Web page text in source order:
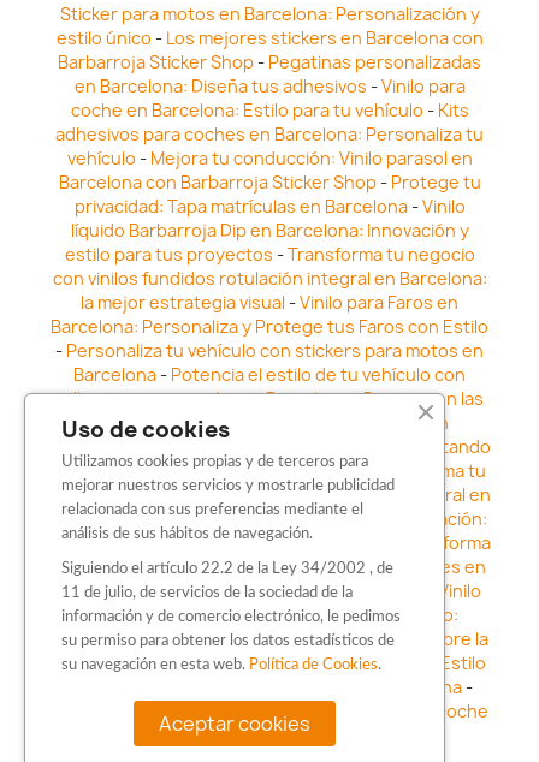
Sticker para motos en Barcelona: Personalización y
estilo único - Los mejores stickers en Barcelona con
Barbarroja Sticker Shop- Pegatinas personalizadas
en Barcelona: Diseña tus adhesivos -Vinilo para
coche en Barcelona: Estilo para tu vehículo - Kits
adhesivos para coches en Barcelona: Personaliza tu
vehículo - Mejora tu conducción: Vinilo parasol en
Barcelona con Barbarroja Sticker Shop- Protege tu
privacidad: Tapa matrículas en Barcelona-Vinilo
líquido Barbarroja Dip en Barcelona: Innovación y
estilo para tus proyectos -Transforma tu negocio
con vinilos fundidos rotulación integral en Barcelona:
la mejor estrategia visual -Vinilo para Faros en
Barcelona: Personaliza y Protege tus Faros con Estilo
- Personaliza tu vehículo con stickers para motos en
Barcelona- Potencia el estilo de tu vehículo con
adhesivos para coche en Barcelona-Destaca en las
calles: Los Mejores stickers para coches en
Vinilo para faros en Barcelona: Resaltando
la Estética y Seguridad del Automóvil- Transforma tu
vehículo con los vinilos fundidos rotulación integral en
Barcelona-Explora la Innovación en Personalización:
Vinilo líquido barbarroja dip en Barcelona
Transforma
tu vehículo con estilo: Kits adhesivos para coches en
Barcelona-Personaliza tu vehículo con estilo: Vinilo
para coche en Barcelona-Destaca con Estilo:
Pegatinas personalizadas en Barcelona -Descubre la
distinción: Los Mejores stickers en Barcelona
Estilo
en movimiento: Sticker para motos en Barcelona-
Personalización sobre ruedas: Adhesivos para coche
en Barcelona
Uso de cookies
Utilizamos cookies propias y de terceros para
mejorar nuestros servicios y mostrarle publicidad
relacionada con sus preferencias mediante el
análisis de sus hábitos de navegación.
Siguiendo el artículo 22.2 de la Ley 34/2002 , de
11 de julio, de servicios de la sociedad de la
información y de comercio electrónico, le pedimos
su permiso para obtener los datos estadísticos de
su navegación en esta web. Política de Cookies.
Aceptar cookies